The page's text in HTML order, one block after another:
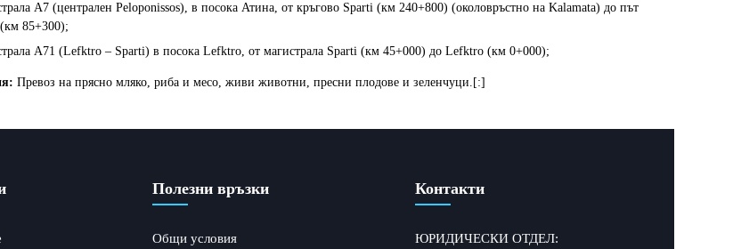
A7 (централен Peloponissos), в посока Атина, от кръгово Sparti (км 240+800) (околовръстно на Kalamata) до път
85+300);
A71 (Lefktro – Sparti) в посока Lefktro, от магистрала Sparti (км 45+000) до Lefktro (км 0+000);
Превоз на прясно мляко, риба и месо, живи животни, пресни плодове и зеленчуци.[:]
Полезни връзки
Общи условия
Контакти
ЮРИДИЧЕСКИ ОТДЕЛ: